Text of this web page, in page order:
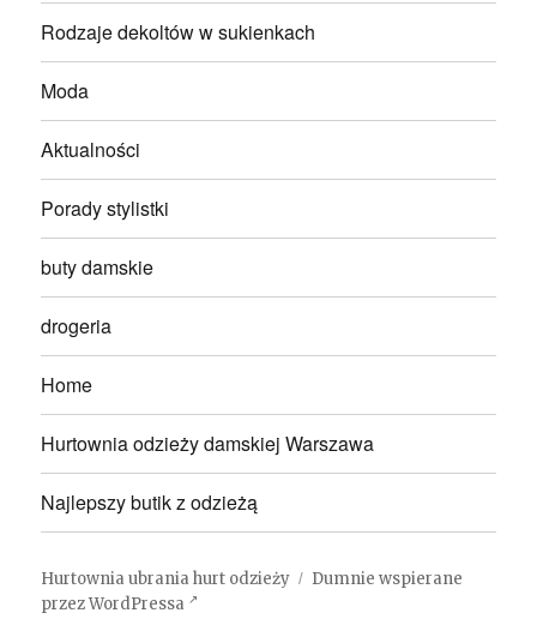
Rodzaje dekoltów w sukienkach
Moda
Aktualności
Porady stylistki
buty damskie
drogeria
Home
Hurtownia odzieży damskiej Warszawa
Najlepszy butik z odzieżą
Hurtownia ubrania hurt odzieży
Dumnie wspierane
przez WordPressa